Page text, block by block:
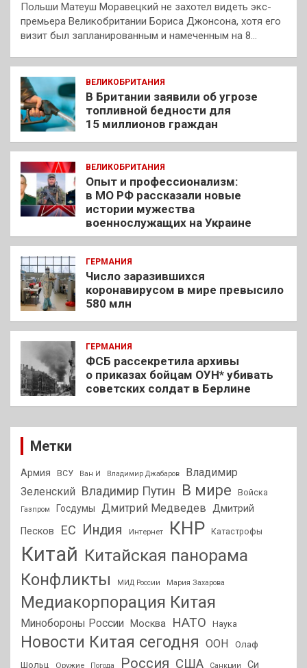
Польши Матеуш Моравецкий не захотел видеть экс-
премьера Великобритании Бориса Джонсона, хотя его
визит был запланированным и намеченным на 8…
ВЕЛИКОБРИТАНИЯ
В Британии заявили об угрозе
топливной бедности для
15 миллионов граждан
ВЕЛИКОБРИТАНИЯ
Опыт и профессионализм:
в МО РФ рассказали новые
истории мужества
военнослужащих на Украине
ГЕРМАНИЯ
Число заразившихся
коронавирусом в мире превысило
580 млн
ГЕРМАНИЯ
ФСБ рассекретила архивы
о приказах бойцам ОУН* убивать
советских солдат в Берлине
Метки
Армия ВСУ Ван И Владимир Джабаров
Владимир
Зеленский Владимир Путин В мире Войска
Газпром Госдумы Дмитрий Медведев Дмитрий
Песков
ЕС Индия Интернет КНР Катастрофы
Китай Китайская панорама
Конфликты
МИД России Мария Захарова
Медиакорпорация Китая
Минобороны России Москва НАТО Наука
Новости Китая сегодня ООН
Олаф
Шольц
Оружие Погода Россия США Санкции
Си